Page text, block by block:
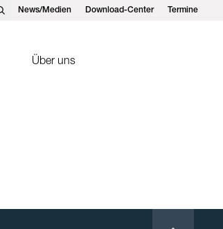
News/Medien Download-Center Termine
Über uns